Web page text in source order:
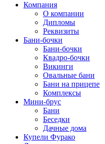
Компания
О компании
Дипломы
Реквизиты
Бани-бочки
Бани-бочки
Квадро-бочки
Викинги
Овальные бани
Бани на прицепе
Комплексы
Мини-брус
Бани
Беседки
Дачные дома
Купели Фурако